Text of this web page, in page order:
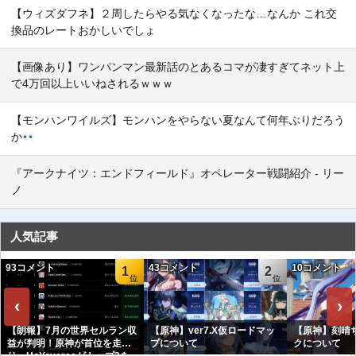
【ウィズダフネ】２周したらやる気なくなったな…なんか これ交
換品のレートおかしいでしょ
【画像あり】ワンパンマン最新話のとあるコマが凄すぎてネット上
で4万回以上いいねされるｗｗｗ
【モンハンワイルズ】モンハンをやらない夏なんて何年ぶりだろう
か
『アークナイツ：エンドフィールド』オペレーター戦闘紹介 - リー
ノ
人気記事
‹
1
93コメント
【朗報】7月の世界セルラン収
益が判明！原神が首位を走
2
43コメント
【原神】ver7.X仮ロードマッ
プについて
10コメント
【原神】刻
クについて
›